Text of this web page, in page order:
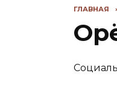
ГЛАВНАЯ